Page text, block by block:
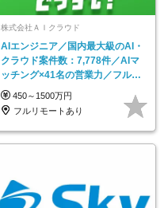
株式会社ＡＩクラウド
AIエンジニア／国内最大級のAI・
クラウド案件数：7,778件／AIマ
ッチング×41名の営業力／フルリ
モート
450～1500万円
フルリモートあり